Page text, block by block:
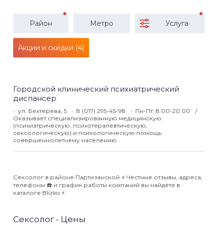
Район Метро Услуга
Акции и скидки (4)
Городской клинический психиатрический
диспансер
ул. Бехтерева, 5 8 (017) 295-45-98
Пн-Пт: 8:00-20:00
Оказывает специализированную медицинскую
(психиатрическую, психотерапевтическую,
сексологическую) и психологическую помощь
совершеннолетнему населению
Сексолог в районе Партизанской ⭐️ Честные отзывы, адреса,
телефоны ☎️ и график работы компаний вы найдёте в
каталоге Blizko ⚡️
Сексолог - Цены